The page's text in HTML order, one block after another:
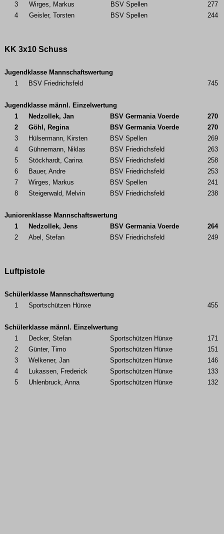
3
Wirges, Markus BSV Spellen
277
4
Geisler, Torsten BSV Spellen 244
KK 3x10 Schuss
Jugendklasse Mannschaftswertung
1
BSV Friedrichsfeld 745
Jugendklasse männl. Einzelwertung
1
Nedzollek, Jan BSV Germania Voerde
270
2
Göhl, Regina BSV Germania Voerde
270
3
Hülsermann, Kirsten BSV Spellen
269
4
Gühnemann, Niklas BSV Friedrichsfeld
263
5
Stöckhardt, Carina BSV Friedrichsfeld
258
6
Bauer, Andre BSV Friedrichsfeld
253
7
Wirges, Markus BSV Spellen
241
8
Steigerwald, Melvin BSV Friedrichsfeld 238
Juniorenklasse Mannschaftswertung
1
Nedzollek, Jens BSV Germania Voerde
264
2
Abel, Stefan BSV Friedrichsfeld 249
Luftpistole
Schülerklasse Mannschaftswertung
1
Sportschützen Hünxe 455
Schülerklasse männl. Einzelwertung
1
Decker, Stefan Sportschützen Hünxe
171
2
Günter, Timo Sportschützen Hünxe
151
3
Welkener, Jan Sportschützen Hünxe
146
4
Lukassen, Frederick Sportschützen Hünxe
133
5
Uhlenbruck, Anna Sportschützen Hünxe 132